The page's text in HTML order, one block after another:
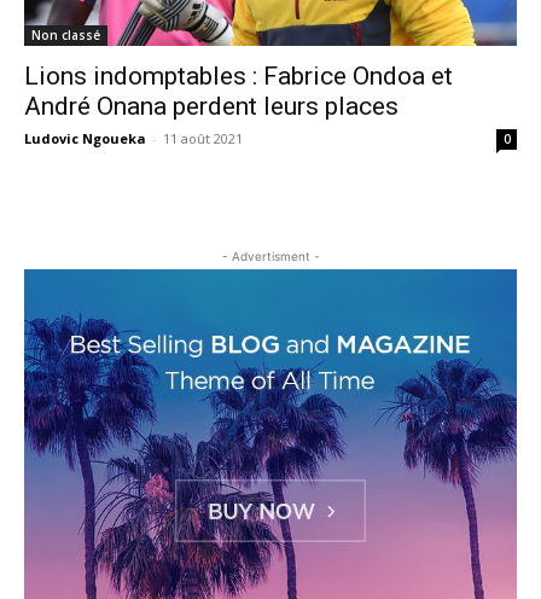
Non classé
Lions indomptables : Fabrice Ondoa et
André Onana perdent leurs places
Ludovic Ngoueka - 11 août 2021 0
- Advertisment -